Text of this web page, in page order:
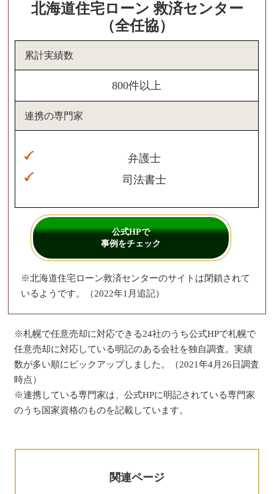
北海道住宅ローン 救済センター
（全任協）
累計実績数
800件以上
連携の専門家
弁護士
司法書士
公式HPで
事例をチェック
※北海道住宅ローン救済センターのサイトは閉鎖されて
いるようです。（2022年1月追記）
※札幌で任意売却に対応できる24社のうち公式HPで札幌で
任意売却に対応している明記のある会社を独自調査。実績
数が多い順にピックアップしました。（2021年4月26日調査
時点）
※連携している専門家は、公式HPに明記されている専門家
のうち国家資格のものを記載しています。
関連ページ